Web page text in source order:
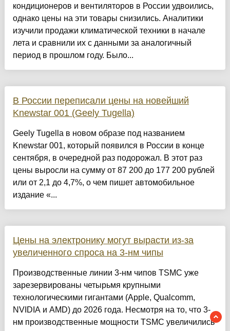
кондиционеров и вентиляторов в России удвоились,
однако цены на эти товары снизились. Аналитики
изучили продажи климатической техники в начале
лета и сравнили их с данными за аналогичный
период в прошлом году. Было...
В России переписали цены на новейший
Knewstar 001 (Geely Tugella)
Geely Tugella в новом образе под названием
Knewstar 001, который появился в России в конце
сентября, в очередной раз подорожал. В этот раз
цены выросли на сумму от 87 200 до 177 200 рублей
или от 2,1 до 4,7%, о чем пишет автомобильное
издание «...
Цены на электронику могут вырасти из-за
увеличенного спроса на 3-нм чипы
Производственные линии 3-нм чипов TSMC уже
зарезервированы четырьмя крупными
технологическими гигантами (Apple, Qualcomm,
NVIDIA и AMD) до 2026 года. Несмотря на то, что 3-
нм производственные мощности TSMC увеличились